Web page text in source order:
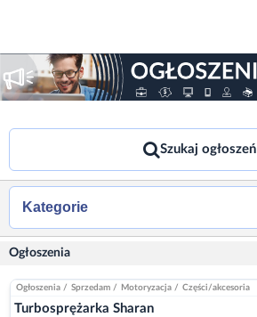
Szukaj ogłoszeń
Kategorie
Ogłoszenia
Ogłoszenia / Sprzedam / Motoryzacja / Części/akcesoria
Turbosprężarka Sharan